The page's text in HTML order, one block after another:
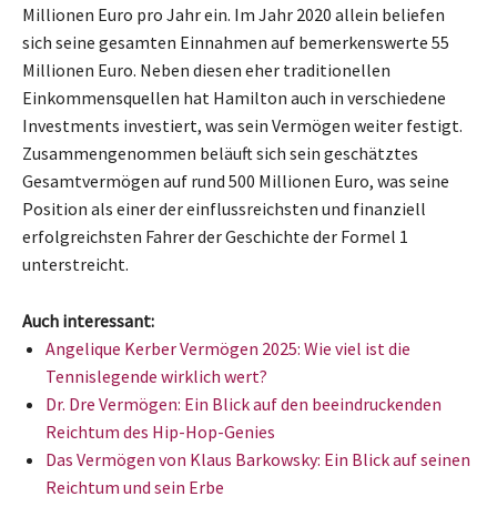
Millionen Euro pro Jahr ein. Im Jahr 2020 allein beliefen
sich seine gesamten Einnahmen auf bemerkenswerte 55
Millionen Euro. Neben diesen eher traditionellen
Einkommensquellen hat Hamilton auch in verschiedene
Investments investiert, was sein Vermögen weiter festigt.
Zusammengenommen beläuft sich sein geschätztes
Gesamtvermögen auf rund 500 Millionen Euro, was seine
Position als einer der einflussreichsten und finanziell
erfolgreichsten Fahrer der Geschichte der Formel 1
unterstreicht.
Auch interessant:
Angelique Kerber Vermögen 2025: Wie viel ist die
Tennislegende wirklich wert?
Dr. Dre Vermögen: Ein Blick auf den beeindruckenden
Reichtum des Hip-Hop-Genies
Das Vermögen von Klaus Barkowsky: Ein Blick auf seinen
Reichtum und sein Erbe